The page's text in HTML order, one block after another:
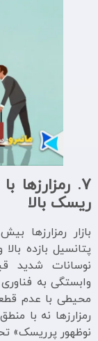
7. رمزارزها
ریسک بالا
بازار رمزارزها
پتانسیل بازده
نوسانات شدید
وابستگی به
محیطی با عدم
رمزارزها نه با
نوظهور پرریسک»